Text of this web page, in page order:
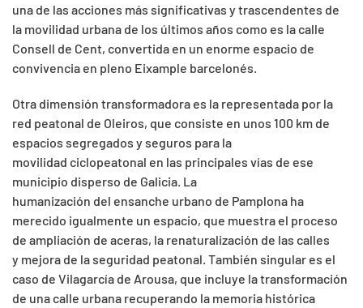
una de las acciones más significativas y trascendentes de
la movilidad urbana de los últimos años como es la calle
Consell de Cent, convertida en un enorme espacio de
convivencia en pleno Eixample barcelonés.
Otra dimensión transformadora es la representada por la
red peatonal de Oleiros, que consiste en unos 100 km de
espacios segregados y seguros para la
movilidad ciclopeatonal en las principales vías de ese
municipio disperso de Galicia. La
humanización del ensanche urbano de Pamplona ha
merecido igualmente un espacio, que muestra el proceso
de ampliación de aceras, la renaturalización de las calles
y mejora de la seguridad peatonal. También singular es el
caso de Vilagarcía de Arousa, que incluye la transformación
de una calle urbana recuperando la memoria histórica